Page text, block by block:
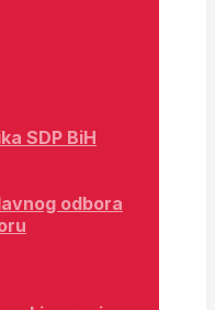
SDP BiH
odbora